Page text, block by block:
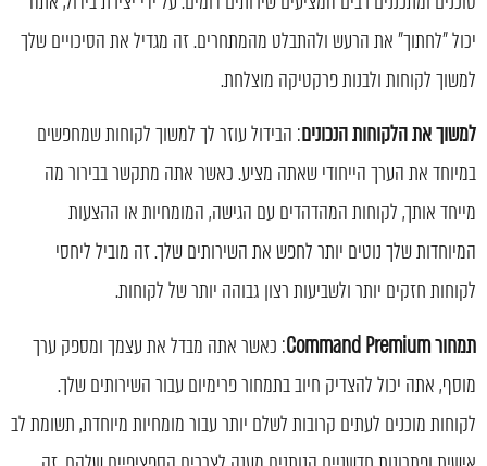
יכול "לחתוך" את הרעש ולהתבלט מהמתחרים. זה מגדיל את הסיכויים שלך
למשוך לקוחות ולבנות פרקטיקה מוצלחת.
למשוך את הלקוחות הנכונים: הבידול עוזר לך למשוך לקוחות שמחפשים
במיוחד את הערך הייחודי שאתה מציע. כאשר אתה מתקשר בבירור מה
מייחד אותך, לקוחות המהדהדים עם הגישה, המומחיות או ההצעות
המיוחדות שלך נוטים יותר לחפש את השירותים שלך. זה מוביל ליחסי
לקוחות חזקים יותר ולשביעות רצון גבוהה יותר של לקוחות.
תמחור Command Premium
: כאשר אתה מבדל את עצמך ומספק ערך
מוסף, אתה יכול להצדיק חיוב בתמחור פרימיום עבור השירותים שלך.
לקוחות מוכנים לעתים קרובות לשלם יותר עבור מומחיות מיוחדת, תשומת לב